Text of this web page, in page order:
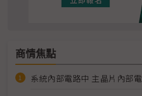
商情焦點
系統內部電路中 主晶片內部